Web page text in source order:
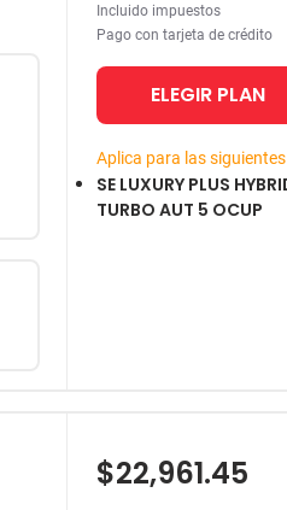
Incluido impuestos
Pago con tarjeta de crédito
ELEGIR PLAN
Aplica para las
SE LUXURY PLUS
TURBO AUT 5 OCUP
$22,961.45